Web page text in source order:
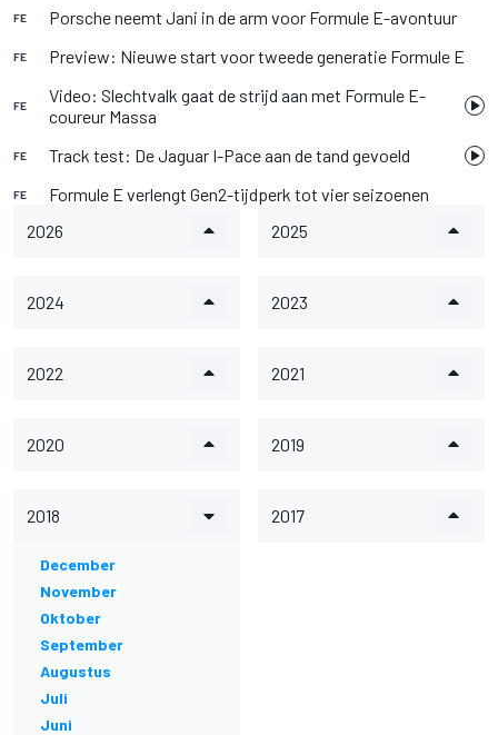
FE Porsche neemt Jani in de arm voor Formule E-avontuur
FE Preview: Nieuwe start voor tweede generatie Formule E
FE
Video: Slechtvalk gaat de strijd aan met Formule E-
coureur Massa
FE Track test: De Jaguar I-Pace aan de tand gevoeld
FE
Formule E verlengt Gen2-tijdperk tot vier seizoenen
2026
2025
2024 2023
2022 2021
2020 2019
2018
December
November
Oktober
September
Augustus
Juli
Juni
2017